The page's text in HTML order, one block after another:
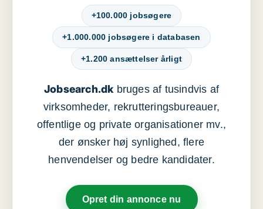
+100.000 jobsøgere
+1.000.000 jobsøgere i databasen
+1.200 ansættelser årligt
Jobsearch.dkbruges af tusindvis af
virksomheder, rekrutteringsbureauer,
offentlige og private organisationer mv.,
der ønsker høj synlighed, flere
henvendelser og bedre kandidater.
Opret din annonce nu